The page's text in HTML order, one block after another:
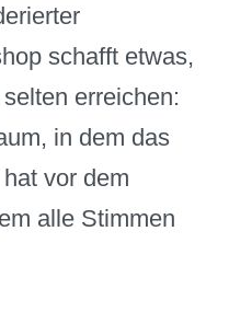
schafft etwas,
erreichen:
in dem das
vor dem
alle Stimmen